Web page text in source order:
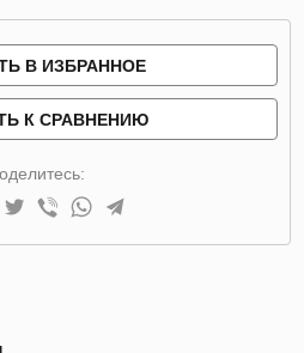
В ИЗБРАННОЕ
К СРАВНЕНИЮ